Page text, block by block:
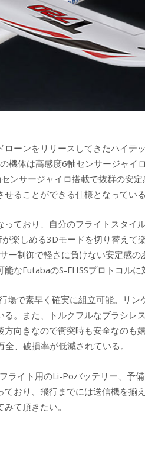
ーンをリリースしてきたハイテ
機体は高感度6軸センサージャイ
ンサージャイロ搭載で抜群の安
ることができる仕様となっている
ており、自分のフライトスタイ
楽しめる3Dモードを切り替えて
ー制御で軽さに負けない安定感
なFutabaのS-FHSSプロトコルに
場で素早く確実に組立可能。リ
。また、トルクフルなブラシレ
向きなので衝突時も安全なのも
、破損率が低減されている。
ライト用のLi-Poバッテリー、予
おり、飛行までには送信機を揃
て頂きたい。